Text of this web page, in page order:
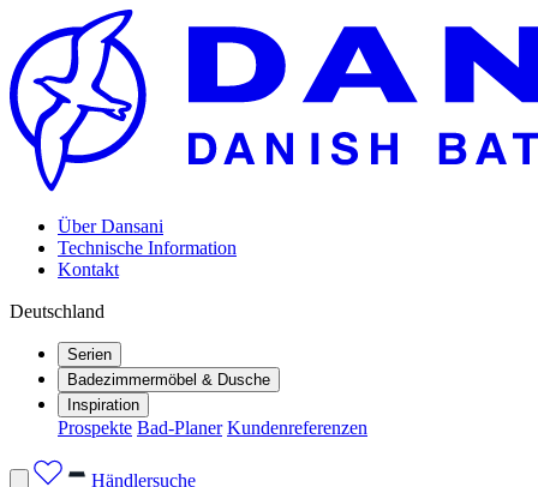
Über Dansani
Technische Information
Kontakt
Deutschland
Serien
Badezimmermöbel & Dusche
Inspiration
Prospekte Bad-Planer Kundenreferenzen
Händlersuche